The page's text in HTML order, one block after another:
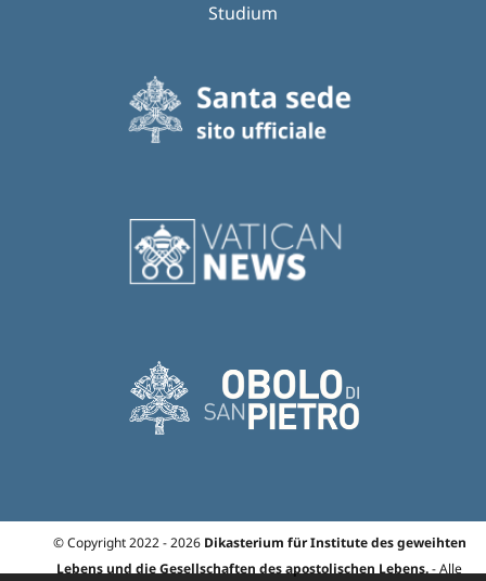
Studium
© Copyright 2022 - 2026Dikasterium für Institute des geweihten
Lebens und die Gesellschaften des apostolischen Lebens.- Alle